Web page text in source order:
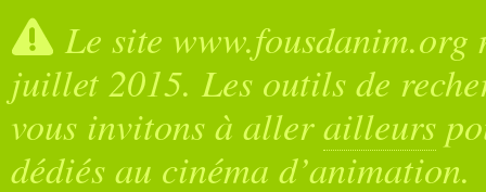
Le site
juillet 2015. Les outils de
vous invitons à allerailleurs
dédiés au cinéma d’animation.